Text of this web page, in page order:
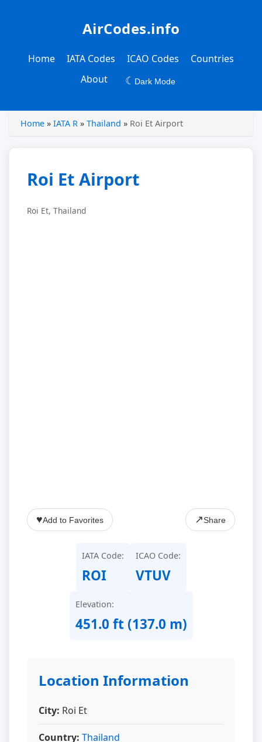
AirCodes.info
Home IATA Codes ICAO Codes
Countries
About
☾ Dark Mode
Home » IATA R » Thailand » Roi Et Airport
Roi Et Airport
Roi Et, Thailand
♥Add to Favorites ↗Share
IATA Code:
ROI
ICAO Code:
VTUV
Elevation:
451.0 ft (137.0 m)
Location Information
City: Roi Et
Country: Thailand